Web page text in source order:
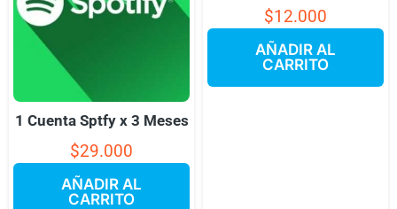
1 Cuenta Sptfy x 3 Meses
$29.000
AÑADIR AL
CARRITO
$12.000
AÑADIR AL
CARRITO